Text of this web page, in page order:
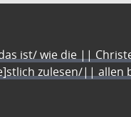
ist/ wie die ||
zulesen/|| allen